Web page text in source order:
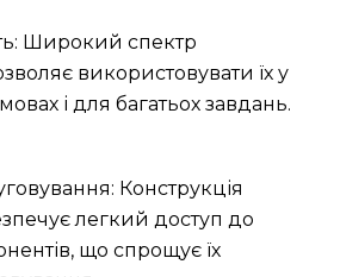
Широкий спектр
використовувати їх у
і для багатьох завдань.
Конструкція
легкий доступ до
що спрощує їх